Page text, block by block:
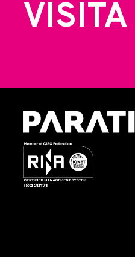
VISITA